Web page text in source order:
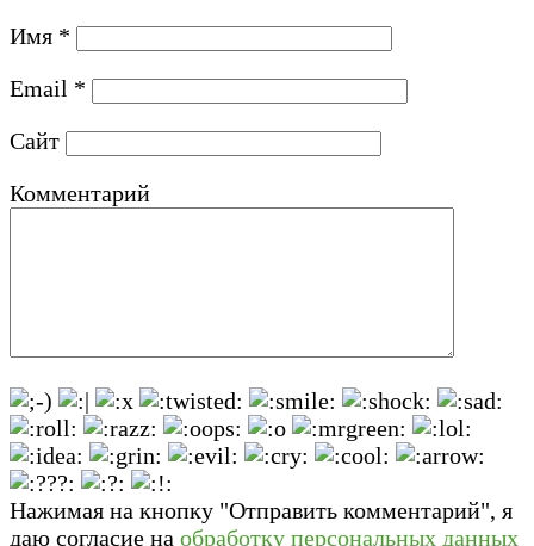
Имя *
Email *
Сайт
Комментарий
Нажимая на кнопку "Отправить комментарий", я
даю согласие на обработку персональных данных